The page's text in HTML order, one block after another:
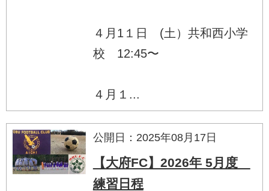
４月1１日 (土）共和西小学
校 12:45〜
４月１...
公開日：2025年08月17日
【大府FC】2026年 5月度
練習日程